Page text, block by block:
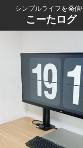
シンプルライフを発信
こーたログ